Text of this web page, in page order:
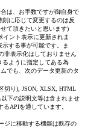
は、お手数ですが御自身で
に応じて変更するのは反
て頂きたいと思います)
ント表示に更新されま
する事が可能です。ま
非表示化はしておりません
ように指定してある為
でも、次のデータ更新のタ
切り), JSON, XLSX, HTML
下の説明文等は含まれませ
APIを通しています。
ジに移動する機能は既存の